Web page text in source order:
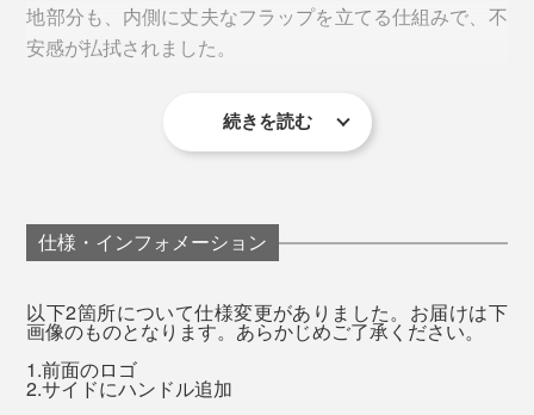
ロックは、ダイヤル式の「TSAロック」を装備。開閉が
スムーズでスマート。差し込み用の鍵は付属していませ
付属品として、ファスナー付きポーチが１つ。汚れた洗
濯物や靴などを入れるのに便利です。内側の生地と同素
地部分も、内側に丈夫なフラップを立てる仕組みで、不
安感が払拭されました。
キャスターの動きもスムーズで、収納も充実、これで省
続きを読む
仕様・インフォメーション
以下2箇所について仕様変更がありました。お届けは下
画像のものとなります。あらかじめご了承ください。
1.前面のロゴ
2.サイドにハンドル追加